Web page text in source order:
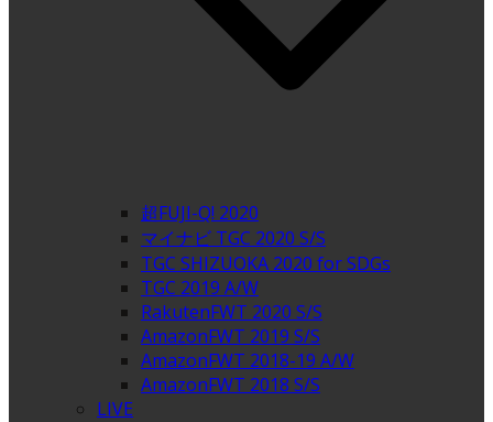
超FUJI-Q! 2020
マイナビ TGC 2020 S/S
TGC SHIZUOKA 2020 for SDGs
TGC 2019 A/W
RakutenFWT 2020 S/S
AmazonFWT 2019 S/S
AmazonFWT 2018-19 A/W
AmazonFWT 2018 S/S
LIVE